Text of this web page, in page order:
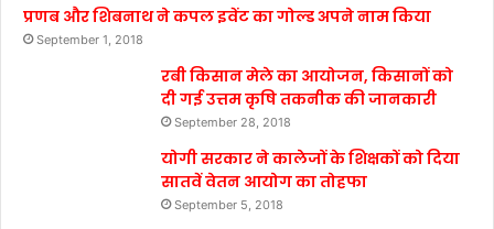
प्रणब और शिबनाथ ने कपल इवेंट का गोल्ड अपने नाम किया
September 1, 2018
रबी किसान मेले का आयोजन, किसानों को
दी गई उत्तम कृषि तकनीक की जानकारी
September 28, 2018
योगी सरकार ने कालेजों के शिक्षकों को दिया
सातवें वेतन आयोग का तोहफा
September 5, 2018